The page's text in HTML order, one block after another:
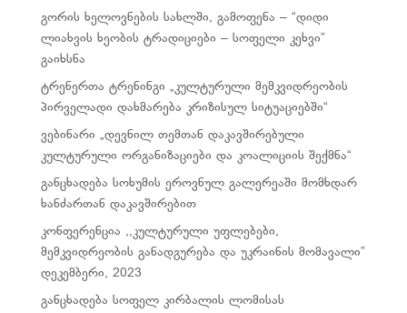
გორის ხელოვნების სახლში, გამოფენა – “დიდი
ლიახვის ხეობის ტრადიციები – სოფელი კეხვი”
გაიხსნა
ტრენერთა ტრენინგი „კულტურული მემკვიდრეობის
პირველადი დახმარება კრიზისულ სიტუაციებში“
ვებინარი „დევნილ თემთან დაკავშირებული
კულტურული ორგანიზაციები და კოალიციის შექმნა“
განცხადება სოხუმის ეროვნულ გალერეაში მომხდარ
ხანძართან დაკავშირებით
კონფერენცია ,,კულტურული უფლებები,
მემკვიდრეობის განადგურება და უკრაინის მომავალი”
დეკემბერი, 2023
განცხადება სოფელ კირბალის ლომისას